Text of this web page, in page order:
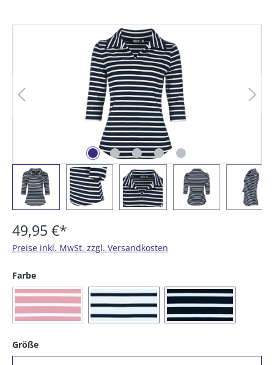
Bildergalerie überspringen
49,95 €*
Preise inkl. MwSt. zzgl. Versandkosten
Farbeauswählen
(02) rot / weiß
(Diese Option ist zurzeit nicht verfügbar.)
(04) weiß / blau (05) blau / weiß
Größeauswählen